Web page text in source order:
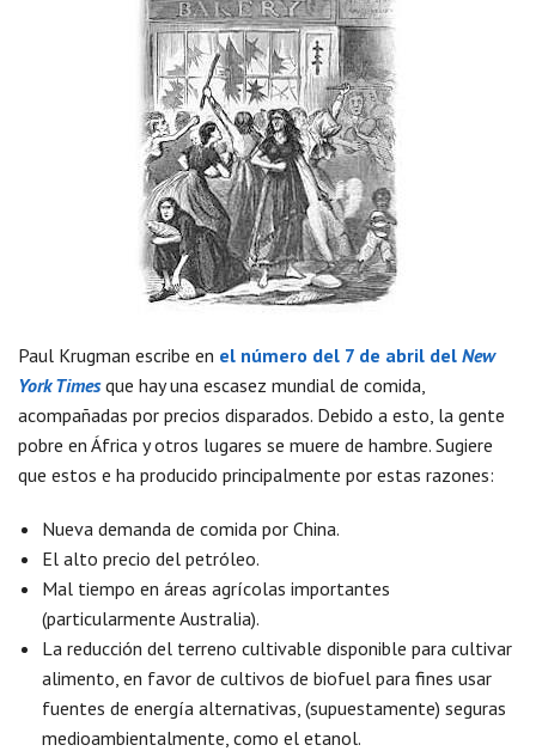
Paul Krugman escribe en el número del 7 de abril del New
York Timesque hay una escasez mundial de comida,
acompañadas por precios disparados. Debido a esto, la gente
pobre en África y otros lugares se muere de hambre. Sugiere
que estos e ha producido principalmente por estas razones:
Nueva demanda de comida por China.
El alto precio del petróleo.
Mal tiempo en áreas agrícolas importantes
(particularmente Australia).
La reducción del terreno cultivable disponible para cultivar
alimento, en favor de cultivos de biofuel para fines usar
fuentes de energía alternativas, (supuestamente) seguras
medioambientalmente, como el etanol.